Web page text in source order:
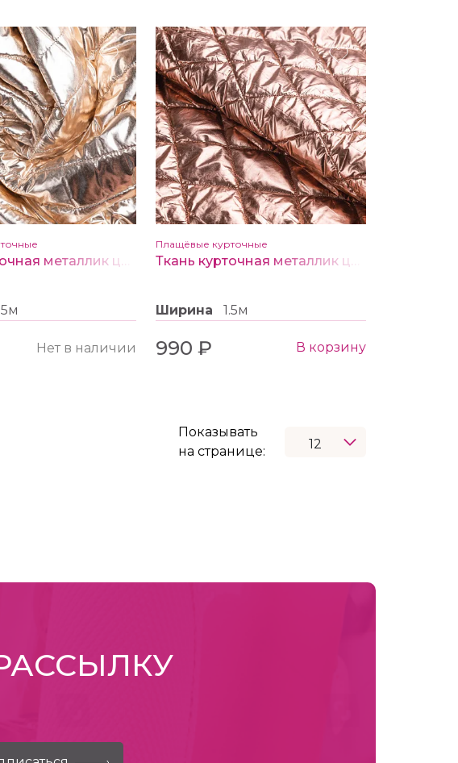
Ткань курточная металлик цв.4 св. золото
Нет в наличии
Плащёвые курточные
Ткань курточная металлик цв.3 медь
Ширина 1.5м
990 ₽ В корзину
Показывать
на странице: